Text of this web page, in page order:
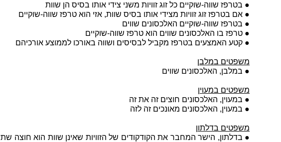
● בטרפז שווה-שוקיים כל זוג זוויות משני צידי אותו בסיס הן שוות
● אם בטרפז זוג זוויות מצידי אותו בסיס שוות, אזי הוא טרפז שווה-שוקיים
● בטרפז שווה-שוקיים האלכסונים שווים
● טרפז בו האלכסונים שווים הוא טרפז שווה-שוקיים
● קטע האמצעים בטרפז מקביל לבסיסים ושווה באורכו לממוצע אורכיהם
משפטים במלבן
● במלבן, האלכסונים שווים
משפטים במעוין
● במעוין, האלכסונים חוצים זה את זה
● במעוין, האלכסונים מאונכים זה לזה
משפטים בדלתון
● בדלתון, הישר המחבר את הקודקודים של הזוויות שאינן שוות הוא חוצה שתי